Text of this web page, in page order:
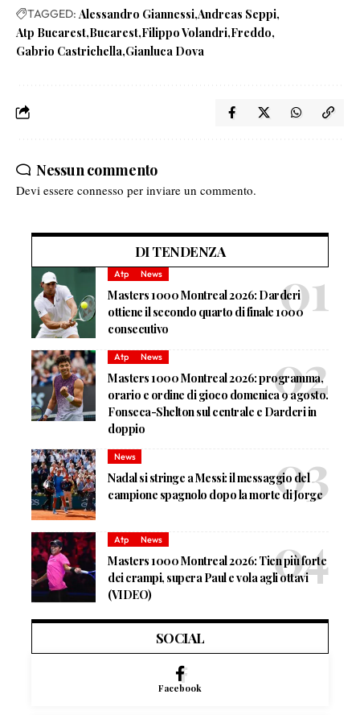
TAGGED: Alessandro Giannessi Andreas Seppi
Atp Bucarest Bucarest Filippo Volandri Freddo
Gabrio Castrichella Gianluca Dova
Nessun commento
Devi essere connesso per inviare un commento.
DI TENDENZA
Atp News
Masters 1000 Montreal 2026: Darderi
ottiene il secondo quarto di finale 1000
consecutivo
Atp News
Masters 1000 Montreal 2026: programma,
orario e ordine di gioco domenica 9 agosto.
Fonseca-Shelton sul centrale e Darderi in
doppio
News
Nadal si stringe a Messi: il messaggio del
campione spagnolo dopo la morte di Jorge
Atp News
Masters 1000 Montreal 2026: Tien più forte
dei crampi, supera Paul e vola agli ottavi
(VIDEO)
SOCIAL
Facebook